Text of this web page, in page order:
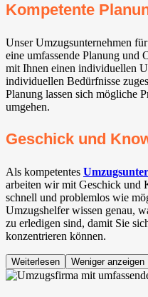
Kompetente
Unser Umzugsunternehmen
eine umfassende Planung und
mit Ihnen einen individuellen
individuellen Bedürfnisse
Planung lassen sich mögliche
umgehen.
Geschick und
Als kompetentes
arbeiten wir mit Geschick und
schnell und problemlos wie
Umzugshelfer wissen genau,
zu erledigen sind, damit Sie
konzentrieren können.
Weiterlesen Weniger anzeigen